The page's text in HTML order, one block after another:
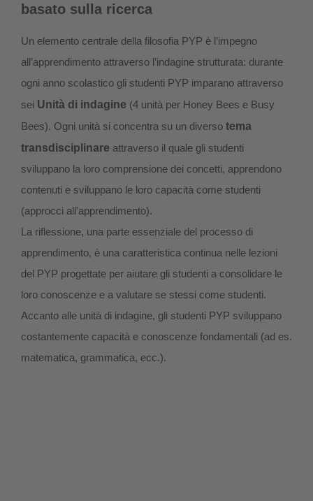
basato sulla ricerca
Un elemento centrale della filosofia PYP è l’impegno
all’apprendimento attraverso l’indagine strutturata: durante
ogni anno scolastico gli studenti PYP imparano attraverso
sei Unità di indagine (4 unità per Honey Bees e Busy
Bees). Ogni unità si concentra su un diverso tema
transdisciplinare attraverso il quale gli studenti
sviluppano la loro comprensione dei concetti, apprendono
contenuti e sviluppano le loro capacità come studenti
(approcci all’apprendimento).
La riflessione, una parte essenziale del processo di
apprendimento, è una caratteristica continua nelle lezioni
del PYP progettate per aiutare gli studenti a consolidare le
loro conoscenze e a valutare se stessi come studenti.
Accanto alle unità di indagine, gli studenti PYP sviluppano
costantemente capacità e conoscenze fondamentali (ad es.
matematica, grammatica, ecc.).